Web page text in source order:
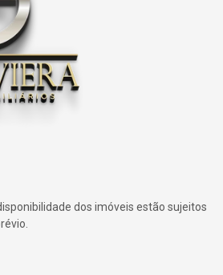
dos imóveis estão sujeitos